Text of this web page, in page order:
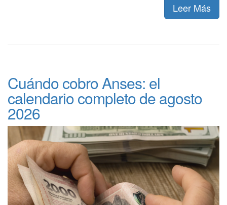
Leer Más
Cuándo cobro Anses: el
calendario completo de agosto
2026